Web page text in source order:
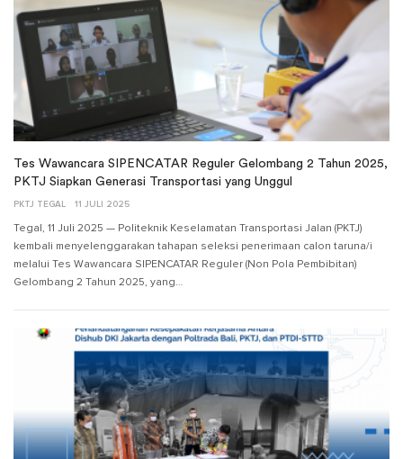
Tes Wawancara SIPENCATAR Reguler Gelombang 2 Tahun 2025,
PKTJ Siapkan Generasi Transportasi yang Unggul
PKTJ TEGAL 11 JULI 2025
Tegal, 11 Juli 2025 — Politeknik Keselamatan Transportasi Jalan (PKTJ)
kembali menyelenggarakan tahapan seleksi penerimaan calon taruna/i
melalui Tes Wawancara SIPENCATAR Reguler (Non Pola Pembibitan)
Gelombang 2 Tahun 2025, yang…